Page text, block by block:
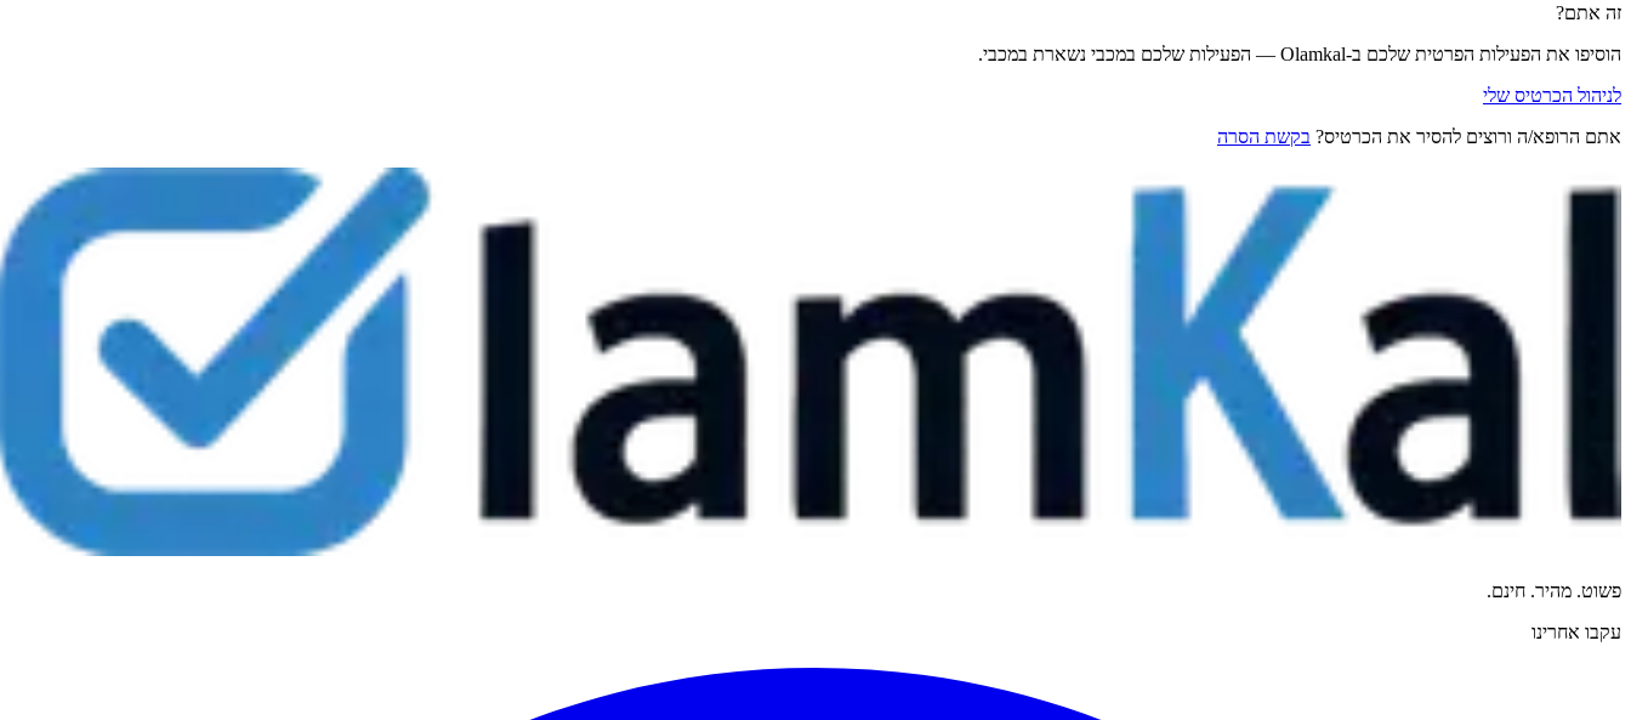
זה אתם?
הוסיפו את הפעילות הפרטית שלכם ב-Olamkal — הפעילות שלכם במכבי נשארת במכבי.
לניהול הכרטיס שלי
אתם הרופא/ה ורוצים להסיר את הכרטיס? בקשת הסרה
פשוט. מהיר. חינם.
עקבו אחרינו